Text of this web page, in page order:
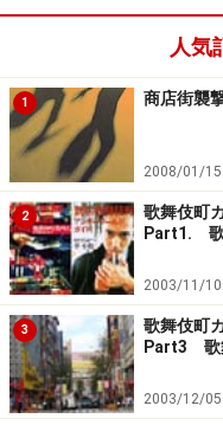
並ぶまでにどれだけ
材料、生産、輸送、
人数の手間と彼らの
るのだということを、
あります。
そうした会話をするこ
罪であり、恥ずべきこ
だと認識できていく
のか、自分はどう思う
をしっかり考えること
く、教える側も自問自
人気
1 商店街襲
2008/01/15
2
歌舞伎町
Part1. 歌
2003/11/10
3
歌舞伎町
Part3 歌
2003/12/05